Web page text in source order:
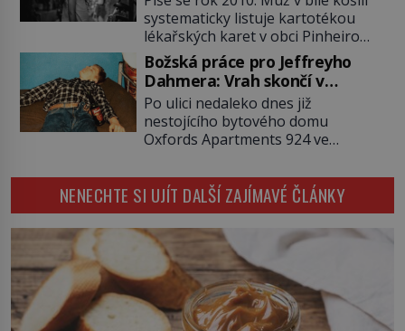
Mona Lisa je jen v restaurátorské
dílně nebo u fotografa. Když se
ukáže pravda, propukne jeden z
největších honů na zloděje v […]
systematicky listuje kartotékou
lékařských karet v obci Pinheiro
ležící asi 20 kilometrů od farmy s
podivínským majitelem. Něco tu
nesedí. Ledaže… Ledaže by ta
mladá dívka z farmy byla ne
manželkou, ale dcerou – a všechny
ty děti byly zplozené v incestu. Na
Božská práce pro Jeffreyho
Dahmera: Vrah skončí v
tratolišti krve ve vězeňských
umývárnách
Po ulici nedaleko dnes již
nestojícího bytového domu
Oxfords Apartments 924 ve
potácí zcela zmatený 14letý
Konerak Sinthasomphone. Když ho
zastaví policejní hlídka, ochable jí
nadiktuje adresu „jeho kamaráda“.
Strážníci ho dopraví zpět do
udaného bytu. Oním „kamarádem“
je ovšem jeden z nejslavnějších
vrahů, Jeffrey Dahmer (1960–1994).
Je 27. května 1991. […]
NENECHTE SI UJÍT DALŠÍ ZAJÍMAVÉ ČLÁNKY